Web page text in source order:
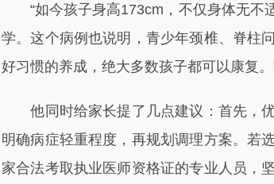
“如今孩子身高173cm，不仅身体无不
学。这个病例也说明，青少年颈椎、脊柱
好习惯的养成，绝大多数孩子都可以康复。
他同时给家长提了几点建议：首先，优
明确病症轻重程度，再规划调理方案。若
家合法考取执业医师资格证的专业人员，